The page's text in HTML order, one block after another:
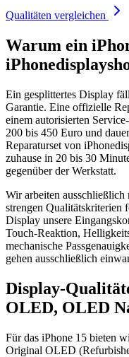
Qualitäten vergleichen
Warum ein
Ein gesplittertes Display
Garantie. Eine offizielle
einem autorisierten
200 bis 450 Euro und
Reparaturset von
zuhause in 20 bis 30
gegenüber der Werkstatt.
Wir arbeiten ausschließlich
strengen Qualitätskriterien
Display unsere
Touch-Reaktion,
mechanische
gehen ausschließlich
Display-
OLED, OLED
Für das iPhone 15 bieten
Original OLED